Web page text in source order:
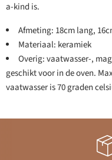
a-kind is.
Afmeting: 18cm lang,
Materiaal: keramiek
Overig: vaatwasser-,
geschikt voor in de oven.
vaatwasser is 70 graden